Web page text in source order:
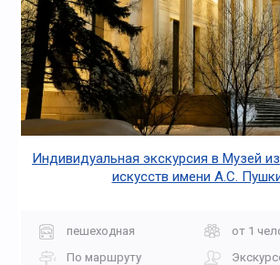
Индивидуальная экскурсия в Музей
искусств имени А.С.
пешеходная
от 1
По маршруту